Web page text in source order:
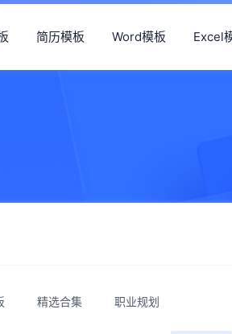
简历模板 Word模板 Excel
精选合集 职业规划